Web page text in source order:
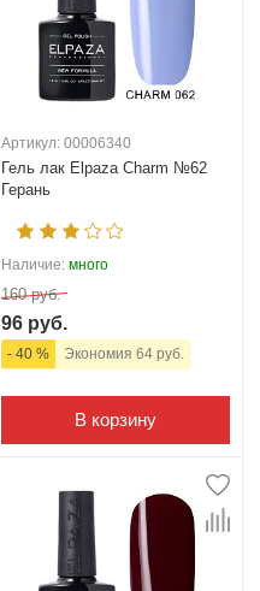
Артикул: 00006340
Гель лак Elpaza Charm №62
Герань
Наличие: много
160 руб.
96 руб.
- 40 % Экономия 64 руб.
В корзину